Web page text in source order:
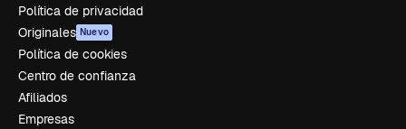
Política de privacidad
Originales Nuevo
Política de cookies
Centro de confianza
Afiliados
Empresas